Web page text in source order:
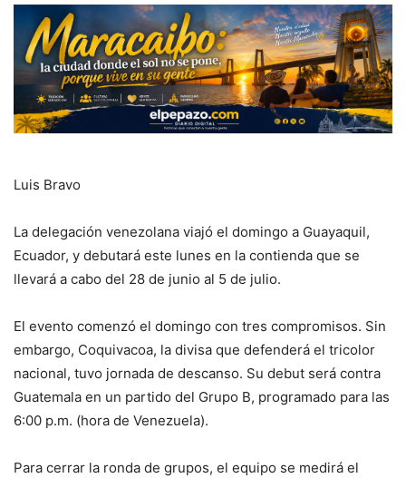
Luis Bravo
La delegación venezolana viajó el domingo a Guayaquil,
Ecuador, y debutará este lunes en la contienda que se
llevará a cabo del 28 de junio al 5 de julio.
El evento comenzó el domingo con tres compromisos. Sin
embargo, Coquivacoa, la divisa que defenderá el tricolor
nacional, tuvo jornada de descanso. Su debut será contra
Guatemala en un partido del Grupo B, programado para las
6:00 p.m. (hora de Venezuela).
Para cerrar la ronda de grupos, el equipo se medirá el